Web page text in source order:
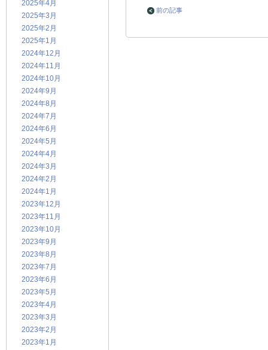
2025年4月
2025年3月
2025年2月
2025年1月
2024年12月
2024年11月
2024年10月
2024年9月
2024年8月
2024年7月
2024年6月
2024年5月
2024年4月
2024年3月
2024年2月
2024年1月
2023年12月
2023年11月
2023年10月
2023年9月
2023年8月
2023年7月
2023年6月
2023年5月
2023年4月
2023年3月
2023年2月
2023年1月
前の記事